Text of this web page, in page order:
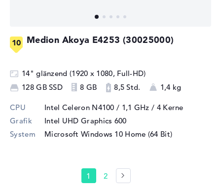
Medion Akoya E4253 (30025000)
14" glänzend (1920 x 1080, Full-HD)
128 GB SSD
8 GB 8,5 Std. 1,4 kg
CPU Intel Celeron N4100 / 1,1 GHz / 4 Kerne
Grafik
Intel UHD Graphics 600
System
Microsoft Windows 10 Home (64 Bit)
1 2